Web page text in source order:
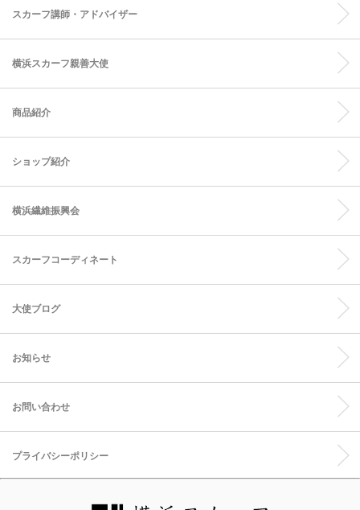
スカーフ講師・アドバイザー
横浜スカーフ親善大使
商品紹介
ショップ紹介
横浜繊維振興会
スカーフコーディネート
大使ブログ
お知らせ
お問い合わせ
プライバシーポリシー